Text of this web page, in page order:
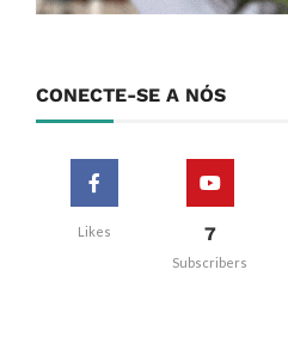
CONECTE-SE A NÓS
Likes 7
Subscribers